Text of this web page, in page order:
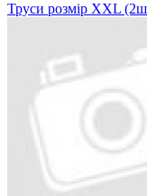
Труси розмір XXL